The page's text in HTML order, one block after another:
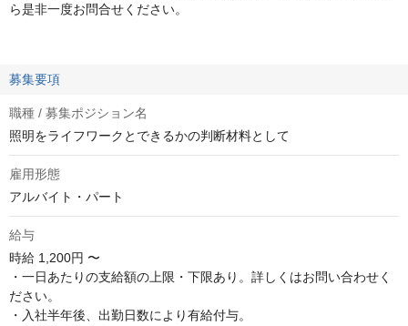
ら是非一度お問合せください。
募集要項
職種 / 募集ポジション名
照明をライフワークとできるかの判断材料として
雇用形態
アルバイト・パート
給与
時給 1,200円 〜
・一日あたりの支給額の上限・下限あり。詳しくはお問い合わせく
ださい。
・入社半年後、出勤日数により有給付与。